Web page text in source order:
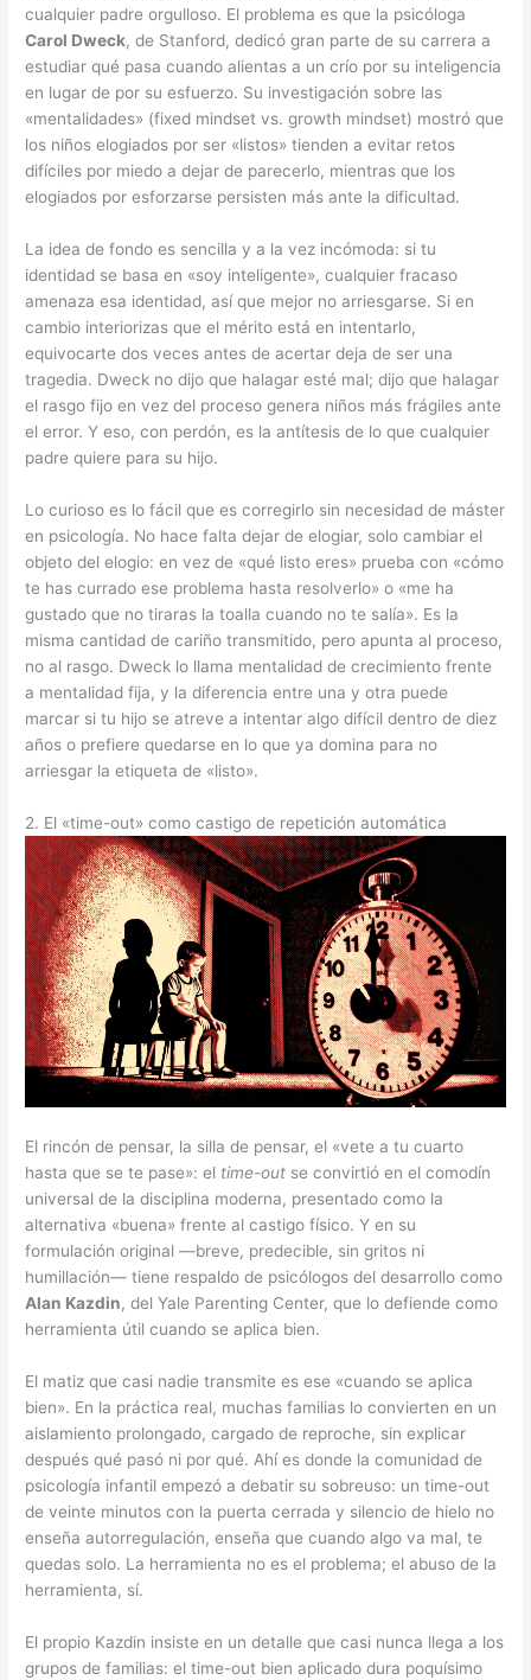
cualquier padre orgulloso. El problema es que la psicóloga
Carol Dweck, de Stanford, dedicó gran parte de su carrera a
estudiar qué pasa cuando alientas a un crío por su inteligencia
en lugar de por su esfuerzo. Su investigación sobre las
«mentalidades» (fixed mindset vs. growth mindset) mostró que
los niños elogiados por ser «listos» tienden a evitar retos
difíciles por miedo a dejar de parecerlo, mientras que los
elogiados por esforzarse persisten más ante la dificultad.
La idea de fondo es sencilla y a la vez incómoda: si tu
identidad se basa en «soy inteligente», cualquier fracaso
amenaza esa identidad, así que mejor no arriesgarse. Si en
cambio interiorizas que el mérito está en intentarlo,
equivocarte dos veces antes de acertar deja de ser una
tragedia. Dweck no dijo que halagar esté mal; dijo que halagar
el rasgo fijo en vez del proceso genera niños más frágiles ante
el error. Y eso, con perdón, es la antítesis de lo que cualquier
padre quiere para su hijo.
Lo curioso es lo fácil que es corregirlo sin necesidad de máster
en psicología. No hace falta dejar de elogiar, solo cambiar el
objeto del elogio: en vez de «qué listo eres» prueba con «cómo
te has currado ese problema hasta resolverlo» o «me ha
gustado que no tiraras la toalla cuando no te salía». Es la
misma cantidad de cariño transmitido, pero apunta al proceso,
no al rasgo. Dweck lo llama mentalidad de crecimiento frente
a mentalidad fija, y la diferencia entre una y otra puede
marcar si tu hijo se atreve a intentar algo difícil dentro de diez
años o prefiere quedarse en lo que ya domina para no
arriesgar la etiqueta de «listo».
2. El «time-out» como castigo de repetición automática
El rincón de pensar, la silla de pensar, el «vete a tu cuarto
hasta que se te pase»: el time-out se convirtió en el comodín
universal de la disciplina moderna, presentado como la
alternativa «buena» frente al castigo físico. Y en su
formulación original —breve, predecible, sin gritos ni
humillación— tiene respaldo de psicólogos del desarrollo como
Alan Kazdin, del Yale Parenting Center, que lo defiende como
herramienta útil cuando se aplica bien.
El matiz que casi nadie transmite es ese «cuando se aplica
bien». En la práctica real, muchas familias lo convierten en un
aislamiento prolongado, cargado de reproche, sin explicar
después qué pasó ni por qué. Ahí es donde la comunidad de
psicología infantil empezó a debatir su sobreuso: un time-out
de veinte minutos con la puerta cerrada y silencio de hielo no
enseña autorregulación, enseña que cuando algo va mal, te
quedas solo. La herramienta no es el problema; el abuso de la
herramienta, sí.
El propio Kazdin insiste en un detalle que casi nunca llega a los
grupos de familias: el time-out bien aplicado dura poquísimo